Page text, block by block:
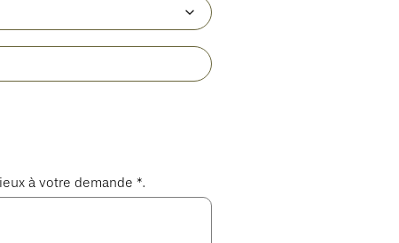
à votre demande *.